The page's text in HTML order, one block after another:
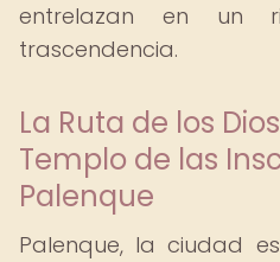
entrelazan en un
trascendencia.
La Ruta de los
Templo de las
Palenque
Palenque, la ciudad